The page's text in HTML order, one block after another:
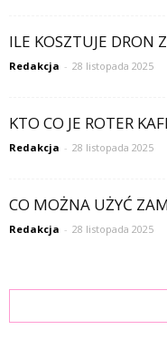
ILE KOSZTUJE DRON
Redakcja - 28 listopada 2025
KTO CO JE ROTER
Redakcja - 28 listopada 2025
CO MOŻNA UŻYĆ
Redakcja - 28 listopada 2025